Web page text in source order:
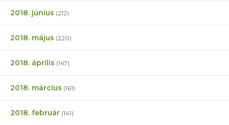
2018. június (212)
2018. május (220)
2018. április (147)
2018. március (161)
2018. február (141)